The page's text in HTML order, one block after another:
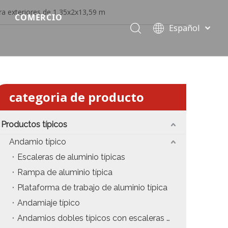
COMERCIO
Precio de la etapa del evento
Precio del armazón de iluminación estándar
Precio de la armadura del techo
Precio de productos relevantes de armadura
Precio de iluminación de escenario
Precio del sonido del escenario
Precio de necesidades de eventos
Español
Pусский
العربية
exteriores de 1,35x2x13,59 m
categoria de producto
Productos típicos
Andamio típico
Escaleras de aluminio típicas
Rampa de aluminio típica
Plataforma de trabajo de aluminio típica
Andamiaje típico
Andamios dobles típicos con escaleras colgantes